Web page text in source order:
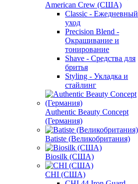
American Crew (США)
Classic - Ежедневный
уход
Precision Blend -
Окрашивание и
тонирование
Shave - Средства для
бритья
Styling - Укладка и
стайлинг
Authentic Beauty Concept
(Германия)
Batiste (Великобритания)
Biosilk (США)
CHI (США)